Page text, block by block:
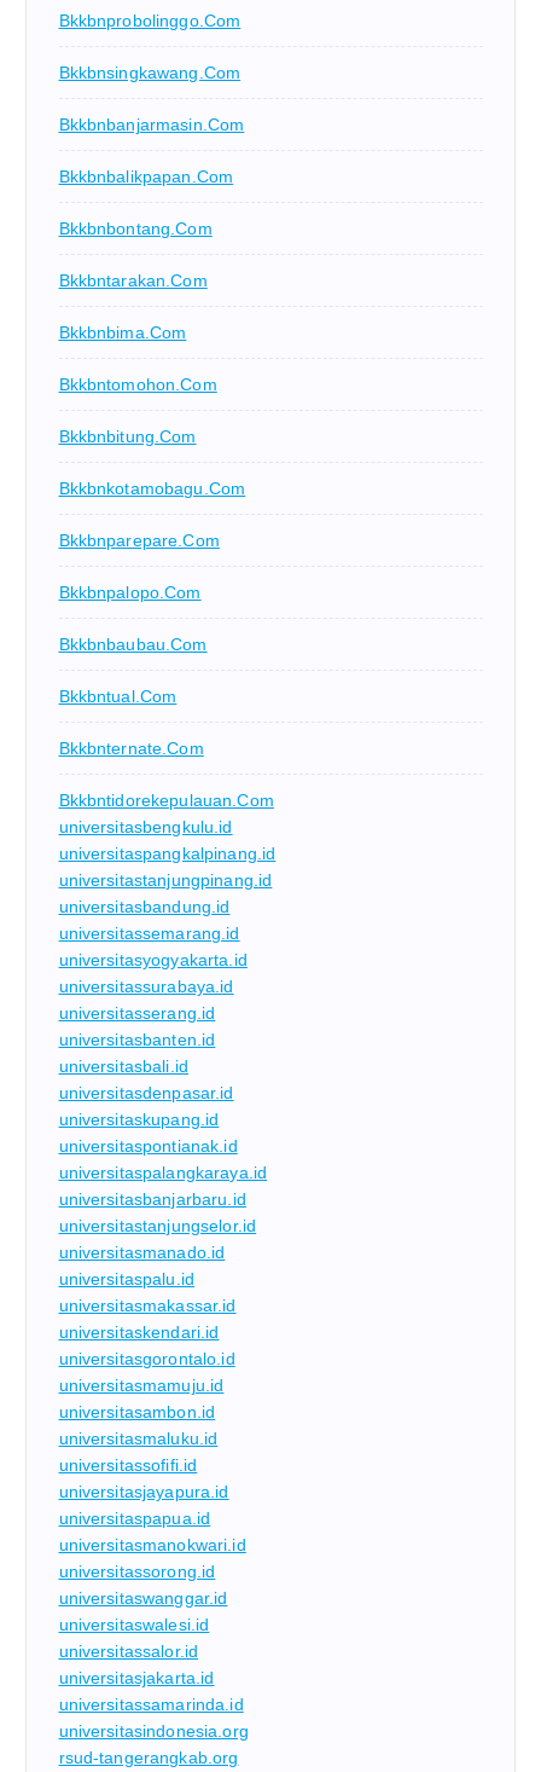
Bkkbnprobolinggo.com
Bkkbnsingkawang.com
Bkkbnbanjarmasin.com
Bkkbnbalikpapan.com
Bkkbnbontang.com
Bkkbntarakan.com
Bkkbnbima.com
Bkkbntomohon.com
Bkkbnbitung.com
Bkkbnkotamobagu.com
Bkkbnparepare.com
Bkkbnpalopo.com
Bkkbnbaubau.com
Bkkbntual.com
Bkkbnternate.com
Bkkbntidorekepulauan.com
universitasbengkulu.id
universitaspangkalpinang.id
universitastanjungpinang.id
universitasbandung.id
universitassemarang.id
universitasyogyakarta.id
universitassurabaya.id
universitasserang.id
universitasbanten.id
universitasbali.id
universitasdenpasar.id
universitaskupang.id
universitaspontianak.id
universitaspalangkaraya.id
universitasbanjarbaru.id
universitastanjungselor.id
universitasmanado.id
universitaspalu.id
universitasmakassar.id
universitaskendari.id
universitasgorontalo.id
universitasmamuju.id
universitasambon.id
universitasmaluku.id
universitassofifi.id
universitasjayapura.id
universitaspapua.id
universitasmanokwari.id
universitassorong.id
universitaswanggar.id
universitaswalesi.id
universitassalor.id
universitasjakarta.id
universitassamarinda.id
universitasindonesia.org
rsud-tangerangkab.org